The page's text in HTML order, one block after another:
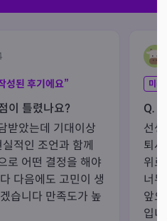
세요. 함께 기도하겠습니다.
경건한 마음으로 상담하겠
'
인 재회 운세 상담!!!!
운세
성된 후기에요”
이 틀렸나요?
받았는데 기대이상
적인 조언과 함께
로 어떤 결정을 해야
다음에도 고민이 생
습니다 만족도가 높
미래
Q.
선
퇴
위
너
앞
입